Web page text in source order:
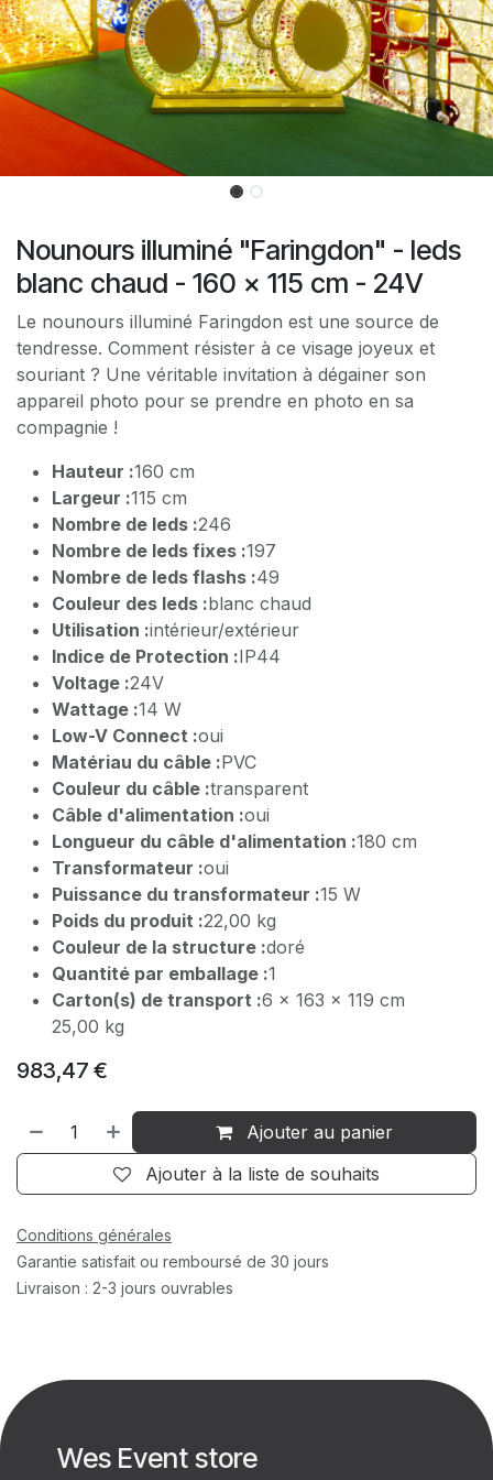
Nounours illuminé "Faringdon" - leds
blanc chaud - 160 x 115 cm - 24V
Le nounours illuminé Faringdon est une source de
tendresse. Comment résister à ce visage joyeux et
souriant ? Une véritable invitation à dégainer son
appareil photo pour se prendre en photo en sa
compagnie !
Hauteur :160 cm
Largeur :115 cm
Nombre de leds :246
Nombre de leds fixes :197
Nombre de leds flashs :49
Couleur des leds :blanc chaud
Utilisation :intérieur/extérieur
Indice de Protection :IP44
Voltage :24V
Wattage :14 W
Low-V Connect :oui
Matériau du câble :PVC
Couleur du câble :transparent
Câble d'alimentation :oui
Longueur du câble d'alimentation :180 cm
Transformateur :oui
Puissance du transformateur :15 W
Poids du produit :22,00 kg
Couleur de la structure :doré
Quantité par emballage :1
Carton(s) de transport :6 x 163 x 119 cm
25,00 kg
983,47 €
Ajouter au panier
Ajouter à la liste de souhaits
Conditions générales
Garantie satisfait ou remboursé de 30 jours
Livraison : 2-3 jours ouvrables
Wes Event store